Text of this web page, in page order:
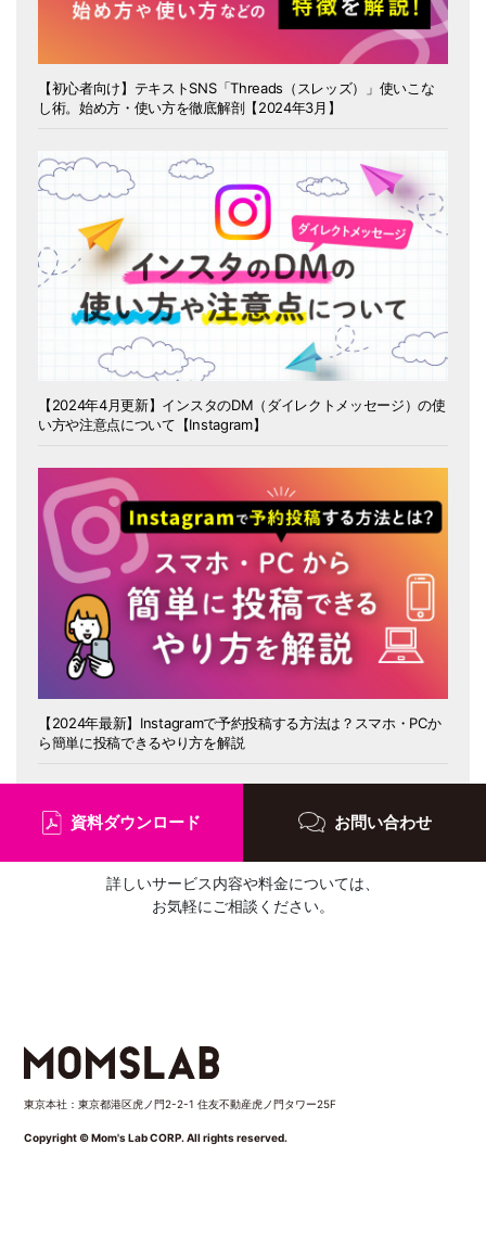
【初心者向け】テキストSNS「Threads（スレッズ）」使いこな
し術。始め方・使い方を徹底解剖【2024年3月】
【2024年4月更新】インスタのDM（ダイレクトメッセージ）の使
い方や注意点について【Instagram】
【2024年最新】Instagramで予約投稿する方法は？スマホ・PCか
ら簡単に投稿できるやり方を解説
詳しいサービス内容や料金については、
お気軽にご相談ください。
資料ダウンロード お問い合わせ
東京本社：東京都港区虎ノ門2-2-1 住友不動産虎ノ門タワー25F
Copyright © Mom's Lab CORP. All rights reserved.